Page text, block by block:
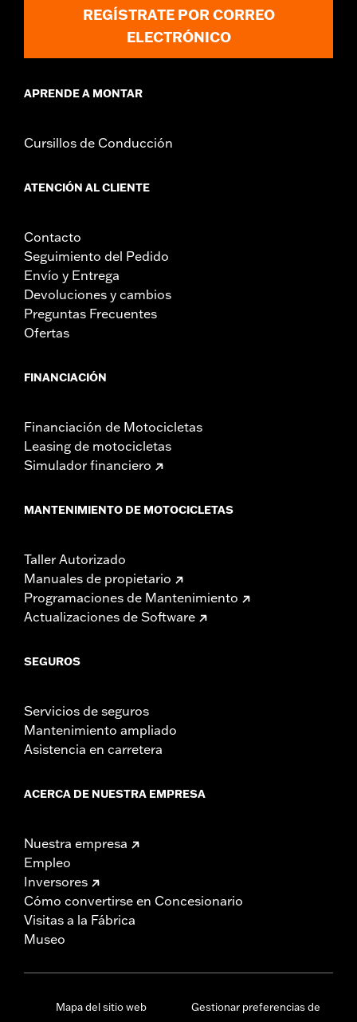
REGÍSTRATE POR CORREO
ELECTRÓNICO
APRENDE A MONTAR
Cursillos de Conducción
ATENCIÓN AL CLIENTE
Contacto
Seguimiento del Pedido
Envío y Entrega
Devoluciones y cambios
Preguntas Frecuentes
Ofertas
FINANCIACIÓN
Financiación de Motocicletas
Leasing de motocicletas
Simulador financiero
MANTENIMIENTO DE MOTOCICLETAS
Taller Autorizado
Manuales de propietario
Programaciones de Mantenimiento
Actualizaciones de Software
SEGUROS
Servicios de seguros
Mantenimiento ampliado
Asistencia en carretera
ACERCA DE NUESTRA EMPRESA
Nuestra empresa
Empleo
Inversores
Cómo convertirse en Concesionario
Visitas a la Fábrica
Museo
Mapa del sitio web
Gestionar preferencias de